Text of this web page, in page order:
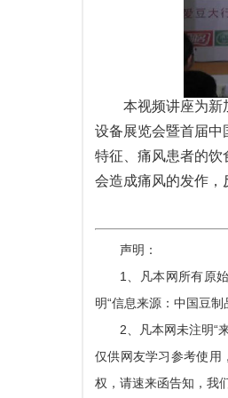
本视频讲座为新
设备展览会暨首届中
特征、痛风患者的饮
会造成痛风的发作，
声明：
1、凡本网所有原
明“信息来源：中国豆制
2、凡本网未注明“
仅供网友学习参考使用
权，请速来函告知，我